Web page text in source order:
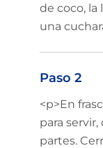
de coco, la
una
Paso 2
<p>En
para
partes.